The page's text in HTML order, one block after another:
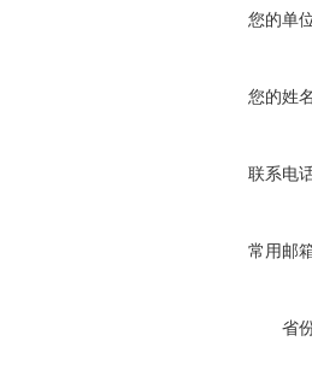
您的单
您的姓
联系电
常用邮
省